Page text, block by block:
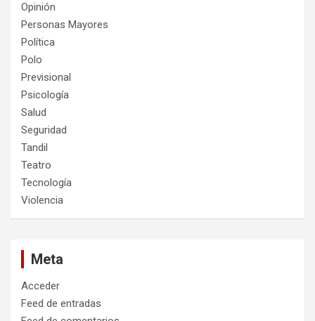
Opinión
Personas Mayores
Política
Polo
Previsional
Psicología
Salud
Seguridad
Tandil
Teatro
Tecnología
Violencia
Meta
Acceder
Feed de entradas